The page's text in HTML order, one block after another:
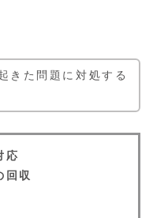
きた問題に対処する
応
回収